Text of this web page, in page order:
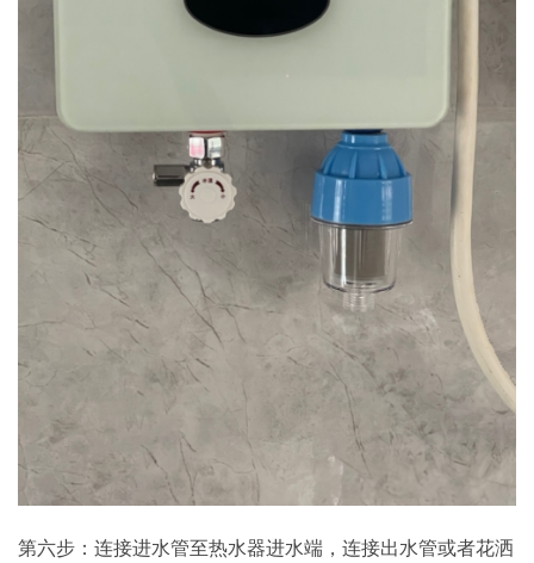
第六步：连接进水管至热水器进水端，连接出水管或者花洒